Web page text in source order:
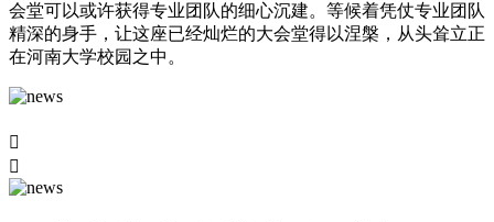
会堂可以或许获得专业团队的细心沉建。等候着凭仗专业团队
精深的身手，让这座已经灿烂的大会堂得以涅槃，从头耸立正
在河南大学校园之中。

